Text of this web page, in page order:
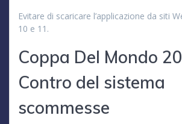
Evitare di scaricare l’applicazione da siti
10 e 11.
Coppa Del Mondo
Contro del sistema
scommesse